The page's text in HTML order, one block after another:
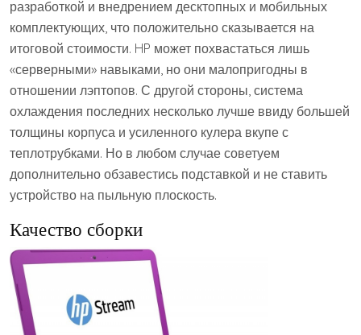
разработкой и внедрением десктопных и мобильных
комплектующих, что положительно сказывается на
итоговой стоимости. HP может похвастаться лишь
«серверными» навыками, но они малопригодны в
отношении лэптопов. С другой стороны, система
охлаждения последних несколько лучше ввиду большей
толщины корпуса и усиленного кулера вкупе с
теплотрубками. Но в любом случае советуем
дополнительно обзавестись подставкой и не ставить
устройство на пыльную плоскость.
Качество сборки